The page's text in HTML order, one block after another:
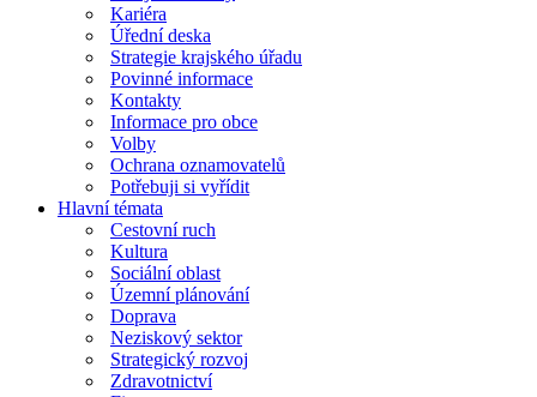
Kariéra
Úřední deska
Strategie krajského úřadu
Povinné informace
Kontakty
Informace pro obce
Volby
Ochrana oznamovatelů
Potřebuji si vyřídit
Hlavní témata
Cestovní ruch
Kultura
Sociální oblast
Územní plánování
Doprava
Neziskový sektor
Strategický rozvoj
Zdravotnictví